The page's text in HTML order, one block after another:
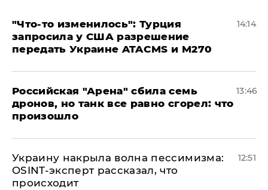
​"Что-то изменилось": Турция
запросила у США разрешение
передать Украине ATACMS и M270
14:14
​Российская "Арена" сбила семь
дронов, но танк все равно сгорел: что
произошло
13:46
​Украину накрыла волна пессимизма:
OSINT-эксперт рассказал, что
происходит
12:51